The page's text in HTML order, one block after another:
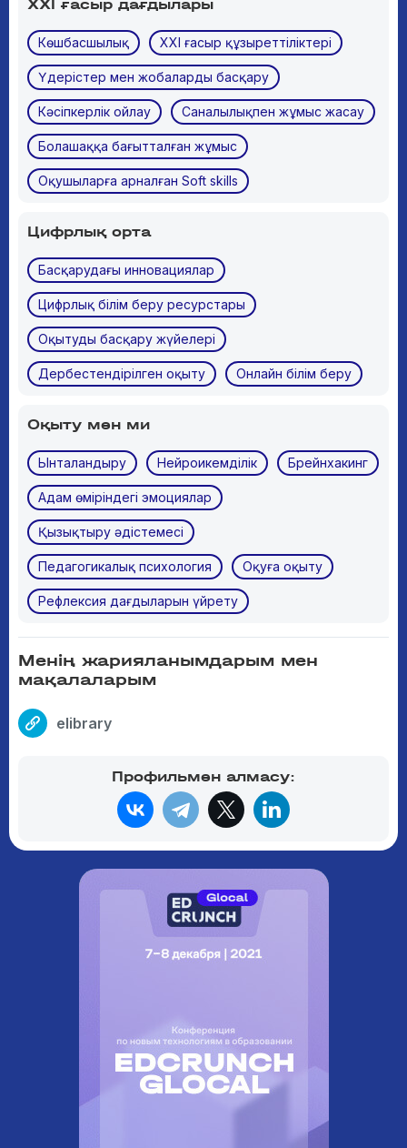
ХХІ ғасыр дағдылары
Көшбасшылық ХХІ ғасыр құзыреттіліктері
Үдерістер мен жобаларды басқару
Кәсіпкерлік ойлау Саналылықпен жұмыс жасау
Болашаққа бағытталған жұмыс
Оқушыларға арналған Soft skills
Цифрлық орта
Басқарудағы инновациялар
Цифрлық білім беру ресурстары
Оқытуды басқару жүйелері
Дербестендірілген оқыту Онлайн білім беру
Оқыту мен ми
Ынталандыру Нейроикемділік Брейнхакинг
Адам өміріндегі эмоциялар
Қызықтыру әдістемесі
Педагогикалық психология Оқуға оқыту
Рефлексия дағдыларын үйрету
Менің жарияланымдарым мен
мақалаларым
elibrary
Профильмен алмасу: